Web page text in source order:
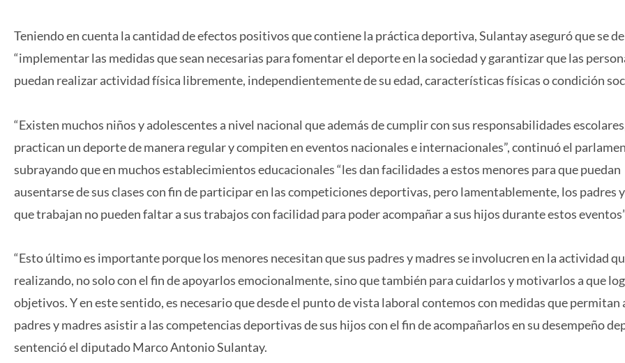
Teniendo en cuenta la cantidad de efectos positivos que contiene la práctica deportiva, Sulantay aseguró que se
“implementar las medidas que sean necesarias para fomentar el deporte en la sociedad y garantizar que las
puedan realizar actividad física libremente, independientemente de su edad, características físicas o condición
“Existen muchos niños y adolescentes a nivel nacional que además de cumplir con sus responsabilidades
practican un deporte de manera regular y compiten en eventos nacionales e internacionales”, continuó el
subrayando que en muchos establecimientos educacionales “les dan facilidades a estos menores para que puedan
ausentarse de sus clases con fin de participar en las competiciones deportivas, pero lamentablemente, los padres
que trabajan no pueden faltar a sus trabajos con facilidad para poder acompañar a sus hijos durante estos
“Esto último es importante porque los menores necesitan que sus padres y madres se involucren en la actividad
realizando, no solo con el fin de apoyarlos emocionalmente, sino que también para cuidarlos y motivarlos a que
objetivos. Y en este sentido, es necesario que desde el punto de vista laboral contemos con medidas que permitan
padres y madres asistir a las competencias deportivas de sus hijos con el fin de acompañarlos en su desempeño
sentenció el diputado Marco Antonio Sulantay.